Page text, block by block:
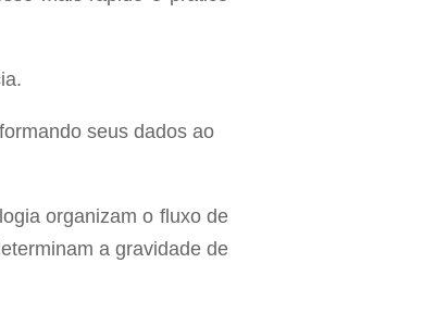
seus dados ao
organizam o fluxo de
a gravidade de